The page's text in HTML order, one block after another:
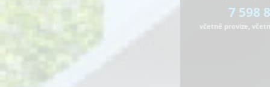
7 598
včetně provize,